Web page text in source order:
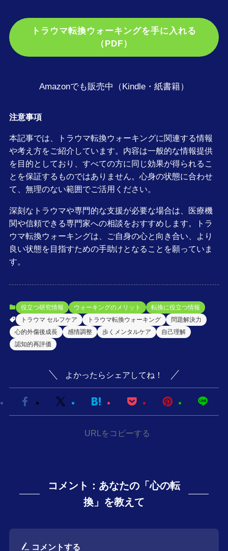
トラウマ転換ウォーキングを手に入れる
（PDF）
Amazonでも販売中（Kindle・紙書籍）
注意事項
本記事では、トラウマ転換ウォーキングに関連する情報
や考え方をご紹介しています。内容は一般的な情報提供
を目的としており、すべての方に同じ効果が得られるこ
とを保証するものではありません。心身の状態に合わせ
て、無理のない範囲でご活用ください。
深刻なトラウマや専門的な支援が必要な場合は、医療機
関や信頼できる専門家への相談をおすすめします。トラ
ウマ転換ウォーキングは、ご自身の心と向き合い、より
良い状態を目指すための手助けとなることを願っていま
す。
役立つ研究情報 ウォーキングのメリット
転換に役立つ情報
トラウマ セルフケア
トラウマ転換ウォーキング
問題解決力
心的外傷後成長
感情調整 歩くメンタルケア
自己理解
認知的再評価
よかったらシェアしてね！
URLをコピーする
コメント：あなたの「心の転
換」を教えて
コメントする